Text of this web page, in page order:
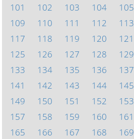
101
102 103 104 105
109
110 111 112 113
117
118 119 120 121
125
126 127 128 129
133
134 135 136 137
141
142 143 144 145
149
150 151 152 153
157
158 159 160 161
165
166 167 168 169